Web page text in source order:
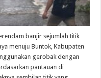
banjir sejumlah titik
menuju Buntok, Kabupaten
gerobak dengan
pantauan di